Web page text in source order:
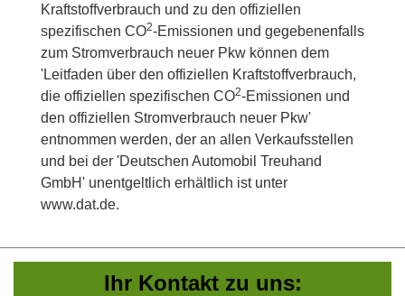
Kraftstoffverbrauch und zu den offiziellen
spezifischen CO2-Emissionen und gegebenenfalls
zum Stromverbrauch neuer Pkw können dem
'Leitfaden über den offiziellen Kraftstoffverbrauch,
die offiziellen spezifischen CO2-Emissionen und
den offiziellen Stromverbrauch neuer Pkw'
entnommen werden, der an allen Verkaufsstellen
und bei der 'Deutschen Automobil Treuhand
GmbH' unentgeltlich erhältlich ist unter
www.dat.de.
Ihr Kontakt zu uns: